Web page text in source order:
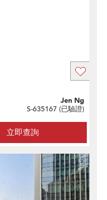
立即查詢
Jen Ng
S-635167 (已驗證)